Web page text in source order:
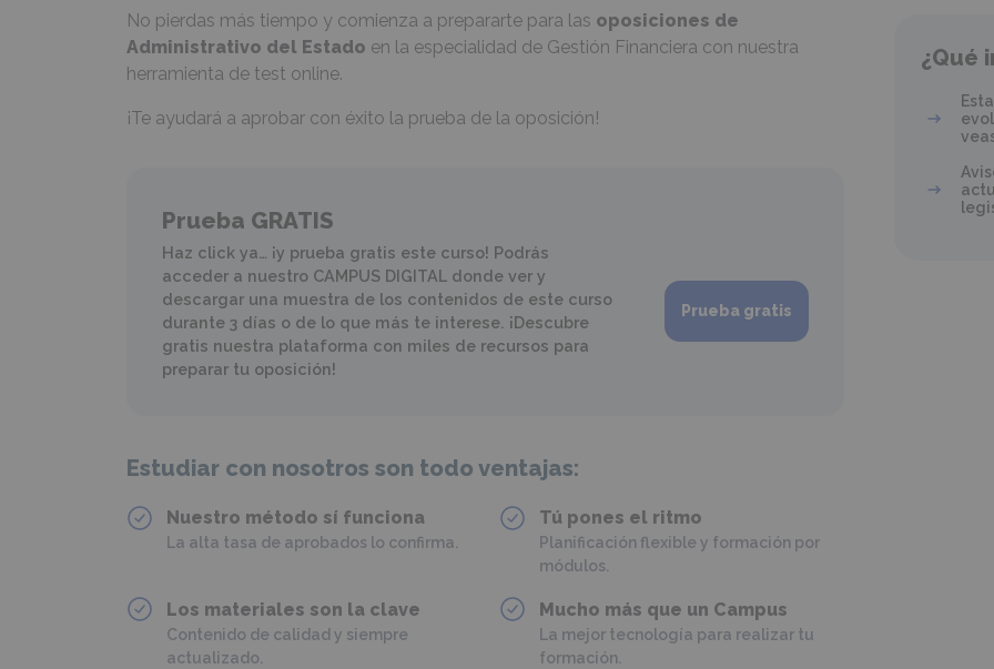
¿Qué
No pierdas más tiempo y comienza a prepararte para las oposiciones de
Administrativo del Estado en la especialidad de Gestión Financiera con nuestra
herramienta de test online.
¡Te ayudará a aprobar con éxito la prueba de la oposición!
Prueba GRATIS
Haz click ya… ¡y prueba gratis este curso! Podrás
acceder a nuestro CAMPUS DIGITAL donde ver y
descargar una muestra de los contenidos de este curso
durante 3 días o de lo que más te interese. ¡Descubre
gratis nuestra plataforma con miles de recursos para
preparar tu oposición!
Prueba gratis
Estudiar con nosotros son todo ventajas:
Nuestro método sí funciona
La alta tasa de aprobados lo confirma.
Tú pones el ritmo
Planificación flexible y formación por
módulos.
Los materiales son la clave
Contenido de calidad y siempre
actualizado.
Mucho más que un Campus
La mejor tecnología para realizar tu
formación.